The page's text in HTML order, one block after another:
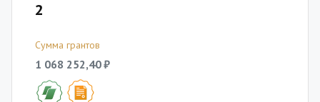
2
Сумма грантов
1 068 252,40 ₽